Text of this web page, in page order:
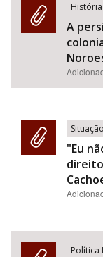
A
"Eu
Política